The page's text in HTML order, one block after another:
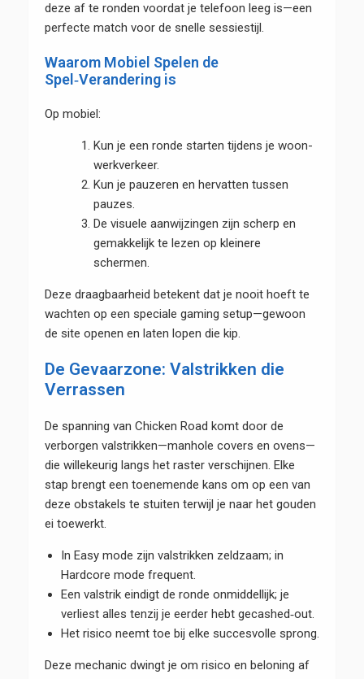
deze af te ronden voordat je telefoon leeg is—een
perfecte match voor de snelle sessiestijl.
Waarom Mobiel Spelen de
Spel‑Verandering is
Op mobiel:
Kun je een ronde starten tijdens je woon-
werkverkeer.
Kun je pauzeren en hervatten tussen
pauzes.
De visuele aanwijzingen zijn scherp en
gemakkelijk te lezen op kleinere
schermen.
Deze draagbaarheid betekent dat je nooit hoeft te
wachten op een speciale gaming setup—gewoon
de site openen en laten lopen die kip.
De Gevaarzone: Valstrikken die
Verrassen
De spanning van Chicken Road komt door de
verborgen valstrikken—manhole covers en ovens—
die willekeurig langs het raster verschijnen. Elke
stap brengt een toenemende kans om op een van
deze obstakels te stuiten terwijl je naar het gouden
ei toewerkt.
In Easy mode zijn valstrikken zeldzaam; in
Hardcore mode frequent.
Een valstrik eindigt de ronde onmiddellijk; je
verliest alles tenzij je eerder hebt gecashed‑out.
Het risico neemt toe bij elke succesvolle sprong.
Deze mechanic dwingt je om risico en beloning af